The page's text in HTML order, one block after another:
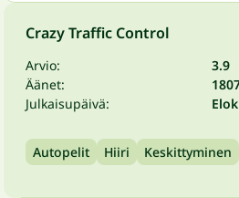
Crazy Traffic Control
Arvio:
3.9
Äänet:
Julkaisupäivä:
Autopelit Hiiri Keskittyminen